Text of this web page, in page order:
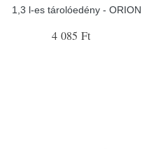
1,3 l-es tárolóedény - ORION
4 085 Ft